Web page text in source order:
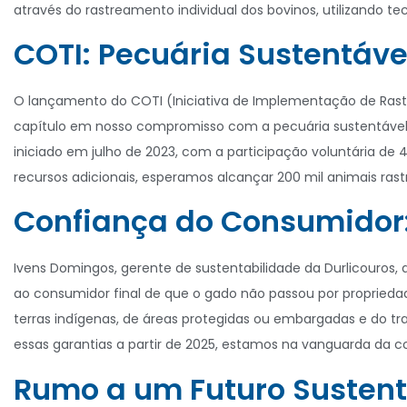
através do rastreamento individual dos bovinos, utilizando
COTI: Pecuária
O lançamento do COTI (Iniciativa de Implementação de
capítulo em nosso compromisso com a pecuária
iniciado em julho de 2023, com a participação voluntária de
recursos adicionais, esperamos alcançar 200 mil animais
Confiança do
Ivens Domingos, gerente de sustentabilidade da
ao consumidor final de que o gado não passou por
terras indígenas, de áreas protegidas ou embargadas e do
essas garantias a partir de 2025, estamos na vanguarda da
Rumo a um Futuro